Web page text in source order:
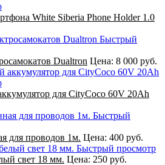
White Siberia Phone Holder 1.0
Быстрый
Dualtron Цена: 8 000 руб.
для CityCoco 60V 20Ah
Быстрый
для проводов 1м. Цена: 400 руб.
Быстрый просмотр
свет 18 мм. Цена: 250 руб.